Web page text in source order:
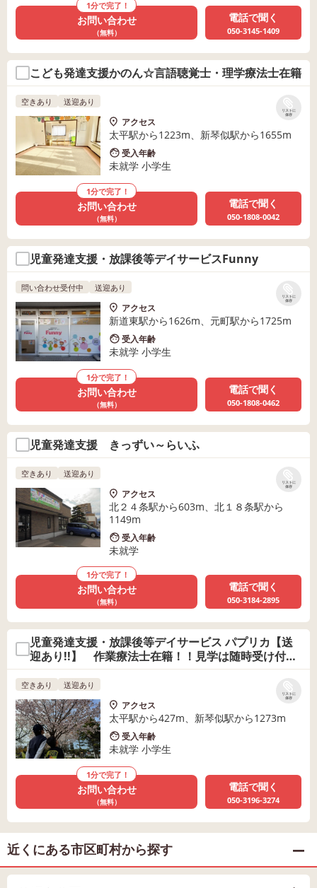
1分で完了！
お問い合わせ
（無料）
電話で聞く
050-3145-1409
こども発達支援かのん☆言語聴覚士・理学療法士在籍
リストに
保存
空きあり 送迎あり
アクセス
太平駅から1223m、新琴似駅から1655m
受入年齢
未就学 小学生
1分で完了！
お問い合わせ
（無料）
電話で聞く
050-1808-0042
児童発達支援・放課後等デイサービスFunny
リストに
保存
問い合わせ受付中 送迎あり
アクセス
新道東駅から1626m、元町駅から1725m
受入年齢
未就学 小学生
1分で完了！
お問い合わせ
（無料）
電話で聞く
050-1808-0462
児童発達支援 きっずい～らいふ
リストに
保存
空きあり 送迎あり
アクセス
北２４条駅から603m、北１８条駅から
1149m
受入年齢
未就学
1分で完了！
お問い合わせ
（無料）
電話で聞く
050-3184-2895
児童発達支援・放課後等デイサービス パプリカ【送
迎あり!!】 作業療法士在籍！！見学は随時受け付け
ます♪
リストに
保存
空きあり 送迎あり
アクセス
太平駅から427m、新琴似駅から1273m
受入年齢
未就学 小学生
1分で完了！
お問い合わせ
（無料）
電話で聞く
050-3196-3274
近くにある市区町村から探す